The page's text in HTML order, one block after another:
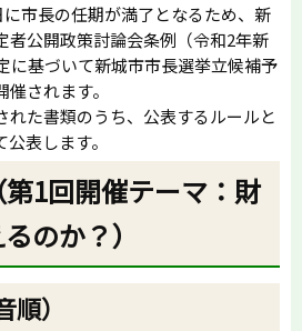
市長の任期が満了となるため、新
者公開政策討論会条例（令和2年新
に基づいて新城市市長選挙立候補予
されます。
れた書類のうち、公表するルールと
表します。
1回開催テーマ：財
のか？）
）